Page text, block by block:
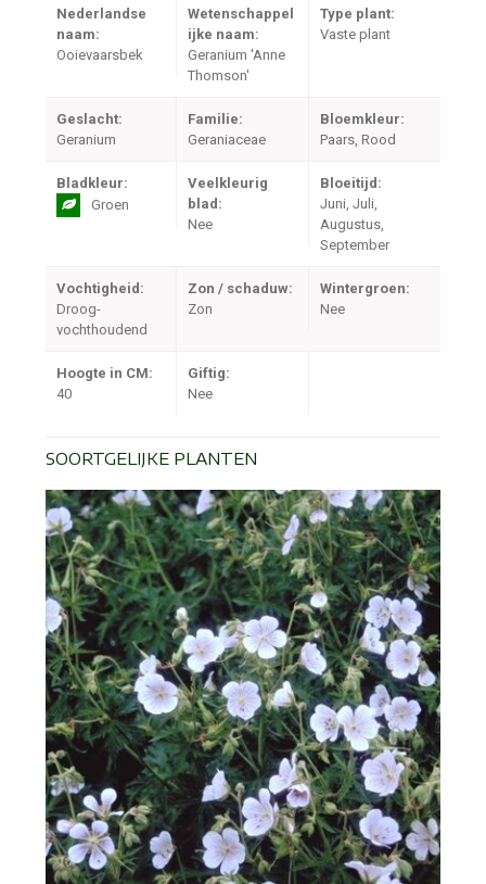
Nederlandse
naam:
Ooievaarsbek
Wetenschappel
ijke naam:
Geranium 'Anne
Thomson'
Type plant:
Vaste plant
Geslacht:
Geranium
Familie:
Geraniaceae
Bloemkleur:
Paars, Rood
Bladkleur:
Groen
Veelkleurig
blad:
Nee
Bloeitijd:
Juni, Juli,
Augustus,
September
Vochtigheid:
Droog-
vochthoudend
Zon / schaduw:
Zon
Wintergroen:
Nee
Hoogte in CM:
40
Giftig:
Nee
SOORTGELIJKE PLANTEN